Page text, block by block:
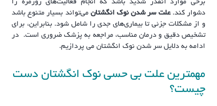
برخی موارد آنقدر شدید باشد که انجام فعالیت‌های روزمره را
دشوار کند.علت سر شدن نوک انگشتان می‌تواند بسیار متنوع باشد
و از مشکلات جزئی تا بیماری‌های جدی را شامل شود. بنابراین، برای
تشخیص دقیق و درمان مناسب، مراجعه به پزشک ضروری است. در
ادامه به دلایل سر شدن نوک انگشتان می پردازیم.
مهم‏ترین علت بی حسی نوک انگشتان دست
چیست؟